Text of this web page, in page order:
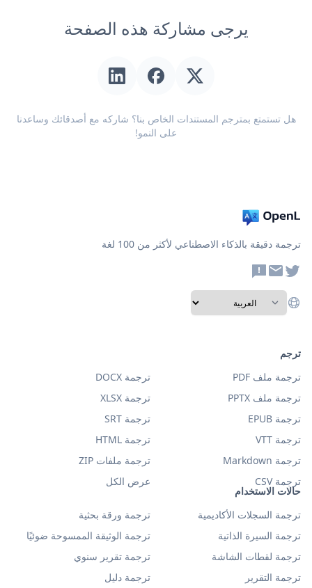
يرجى مشاركة هذه الصفحة
هل تستمتع بمترجم المستندات الخاص بنا؟ شاركه مع أصدقائك وساعدنا
على النمو!
ترجمة دقيقة بالذكاء الاصطناعي لأكثر من 100 لغة
حالات الاستخدام
ترجمة السجلات الأكاديمية
ترجمة ورقة بحثية
ترجمة السيرة الذاتية
ترجمة الوثيقة الممسوحة ضوئيًا
ترجمة لقطات الشاشة
ترجمة تقرير سنوي
ترجمة التقرير
ترجمة دليل
ترجم
ترجمة ملف PDF
ترجمة DOCX
ترجمة ملف PPTX
ترجمة XLSX
ترجمة EPUB
ترجمة SRT
ترجمة VTT
ترجمة HTML
ترجمة Markdown
ترجمة ملفات ZIP
ترجمة CSV
عرض الكل